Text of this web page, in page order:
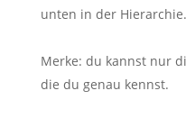
unten in der Hierarchie.
Merke: du kannst nur
die du genau kennst.